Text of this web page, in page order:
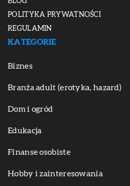
POLITYKA PRYWATNOŚCI
REGULAMIN
KATEGORIE
Biznes
Branża adult (erotyka, hazard)
Dom i ogród
Edukacja
Finanse osobiste
Hobby i zainteresowania